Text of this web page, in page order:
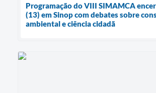
Programação do VIII SIMAMCA
(13) em Sinop com debates sobre
ambiental e ciência cidadã